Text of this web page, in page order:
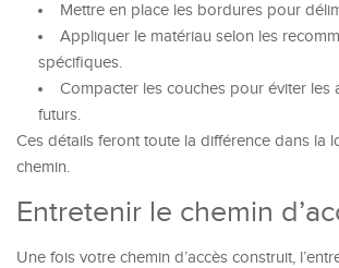
Mettre en place les bordures pour
Appliquer le matériau selon les
spécifiques.
Compacter les couches pour éviter les
futurs.
Ces détails feront toute la différence dans la
chemin.
Entretenir le chemin
Une fois votre chemin d’accès construit,